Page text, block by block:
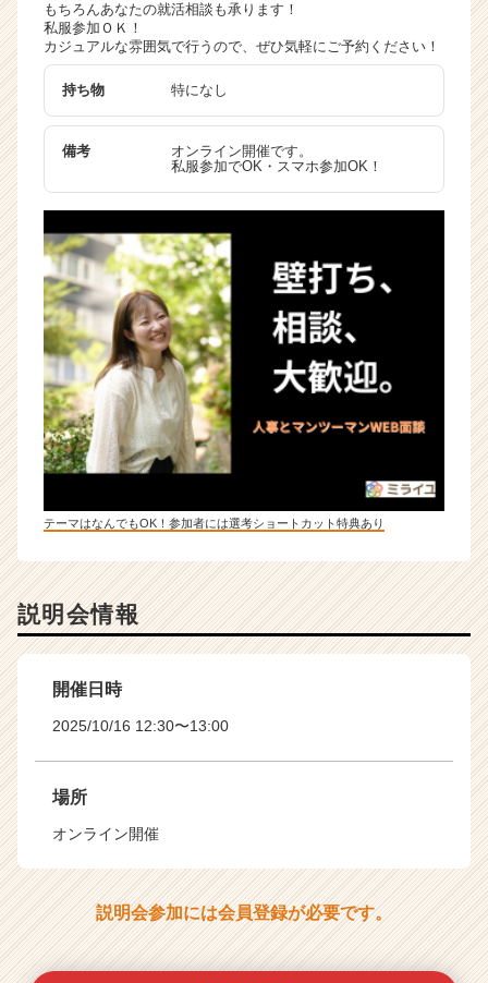
ア
（C
h
e
r
C
a
r
e
r）
もちろんあなたの就活相談も承ります！
私服参加ＯＫ！
カジュアルな雰囲気で行うので、ぜひ気軽にご予約ください！
持ち物 特になし
備考
オンライン開催です。
私服参加でOK・スマホ参加OK！
テーマはなんでもOK！参加者には選考ショートカット特典あり
説明会情報
開催日時
2025/10/16 12:30〜13:00
場所
オンライン開催
説明会参加には会員登録が必要です。